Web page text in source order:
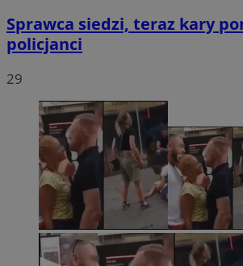
Sprawca siedzi, teraz kary
policjanci
29